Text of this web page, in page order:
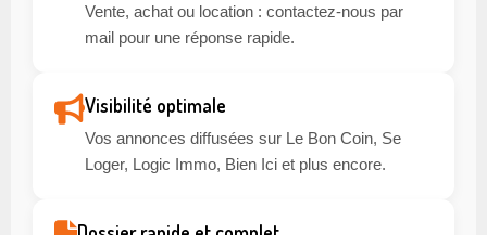
Vente, achat ou location : contactez-nous par
mail pour une réponse rapide.
Visibilité optimale
Vos annonces diffusées sur Le Bon Coin, Se
Loger, Logic Immo, Bien Ici et plus encore.